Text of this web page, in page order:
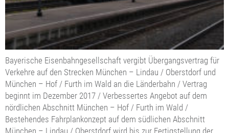
Bayerische Eisenbahngesellschaft vergibt Übergangsvertrag für
Verkehre auf den Strecken München – Lindau / Oberstdorf und
München – Hof / Furth im Wald an die Länderbahn / Vertrag
beginnt im Dezember 2017 / Verbessertes Angebot auf dem
nördlichen Abschnitt München – Hof / Furth im Wald /
Bestehendes Fahrplankonzept auf dem südlichen Abschnitt
München – Lindau / Oberstdorf wird bis zur Fertigstellung der